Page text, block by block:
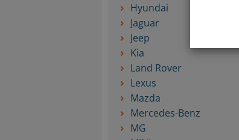
Hyundai
Jaguar
Jeep
Kia
Land Rover
Lexus
Mazda
Mercedes-Benz
MG